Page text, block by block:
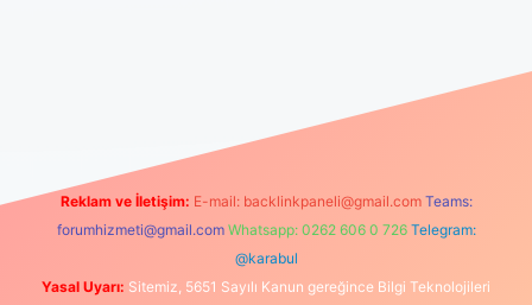
elexbetgiris.org
Reklam ve İletişim: E-mail: backlinkpaneli@gmail.com Teams:
forumhizmeti@gmail.com Whatsapp: 0262 606 0 726 Telegram:
@karabul
Yasal Uyarı: Sitemiz, 5651 Sayılı Kanun gereğince Bilgi Teknolojileri